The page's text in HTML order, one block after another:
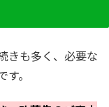
きも多く、必要な
。